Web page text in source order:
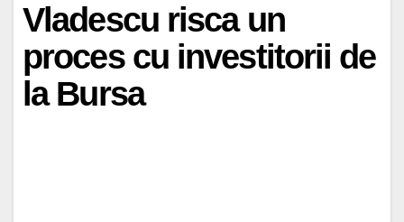
Vladescu risca un
proces cu investitorii de
la Bursa